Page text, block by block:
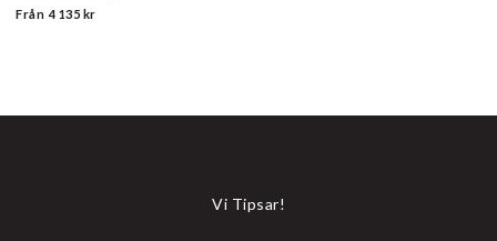
Från 4 135 kr
Vi Tipsar!